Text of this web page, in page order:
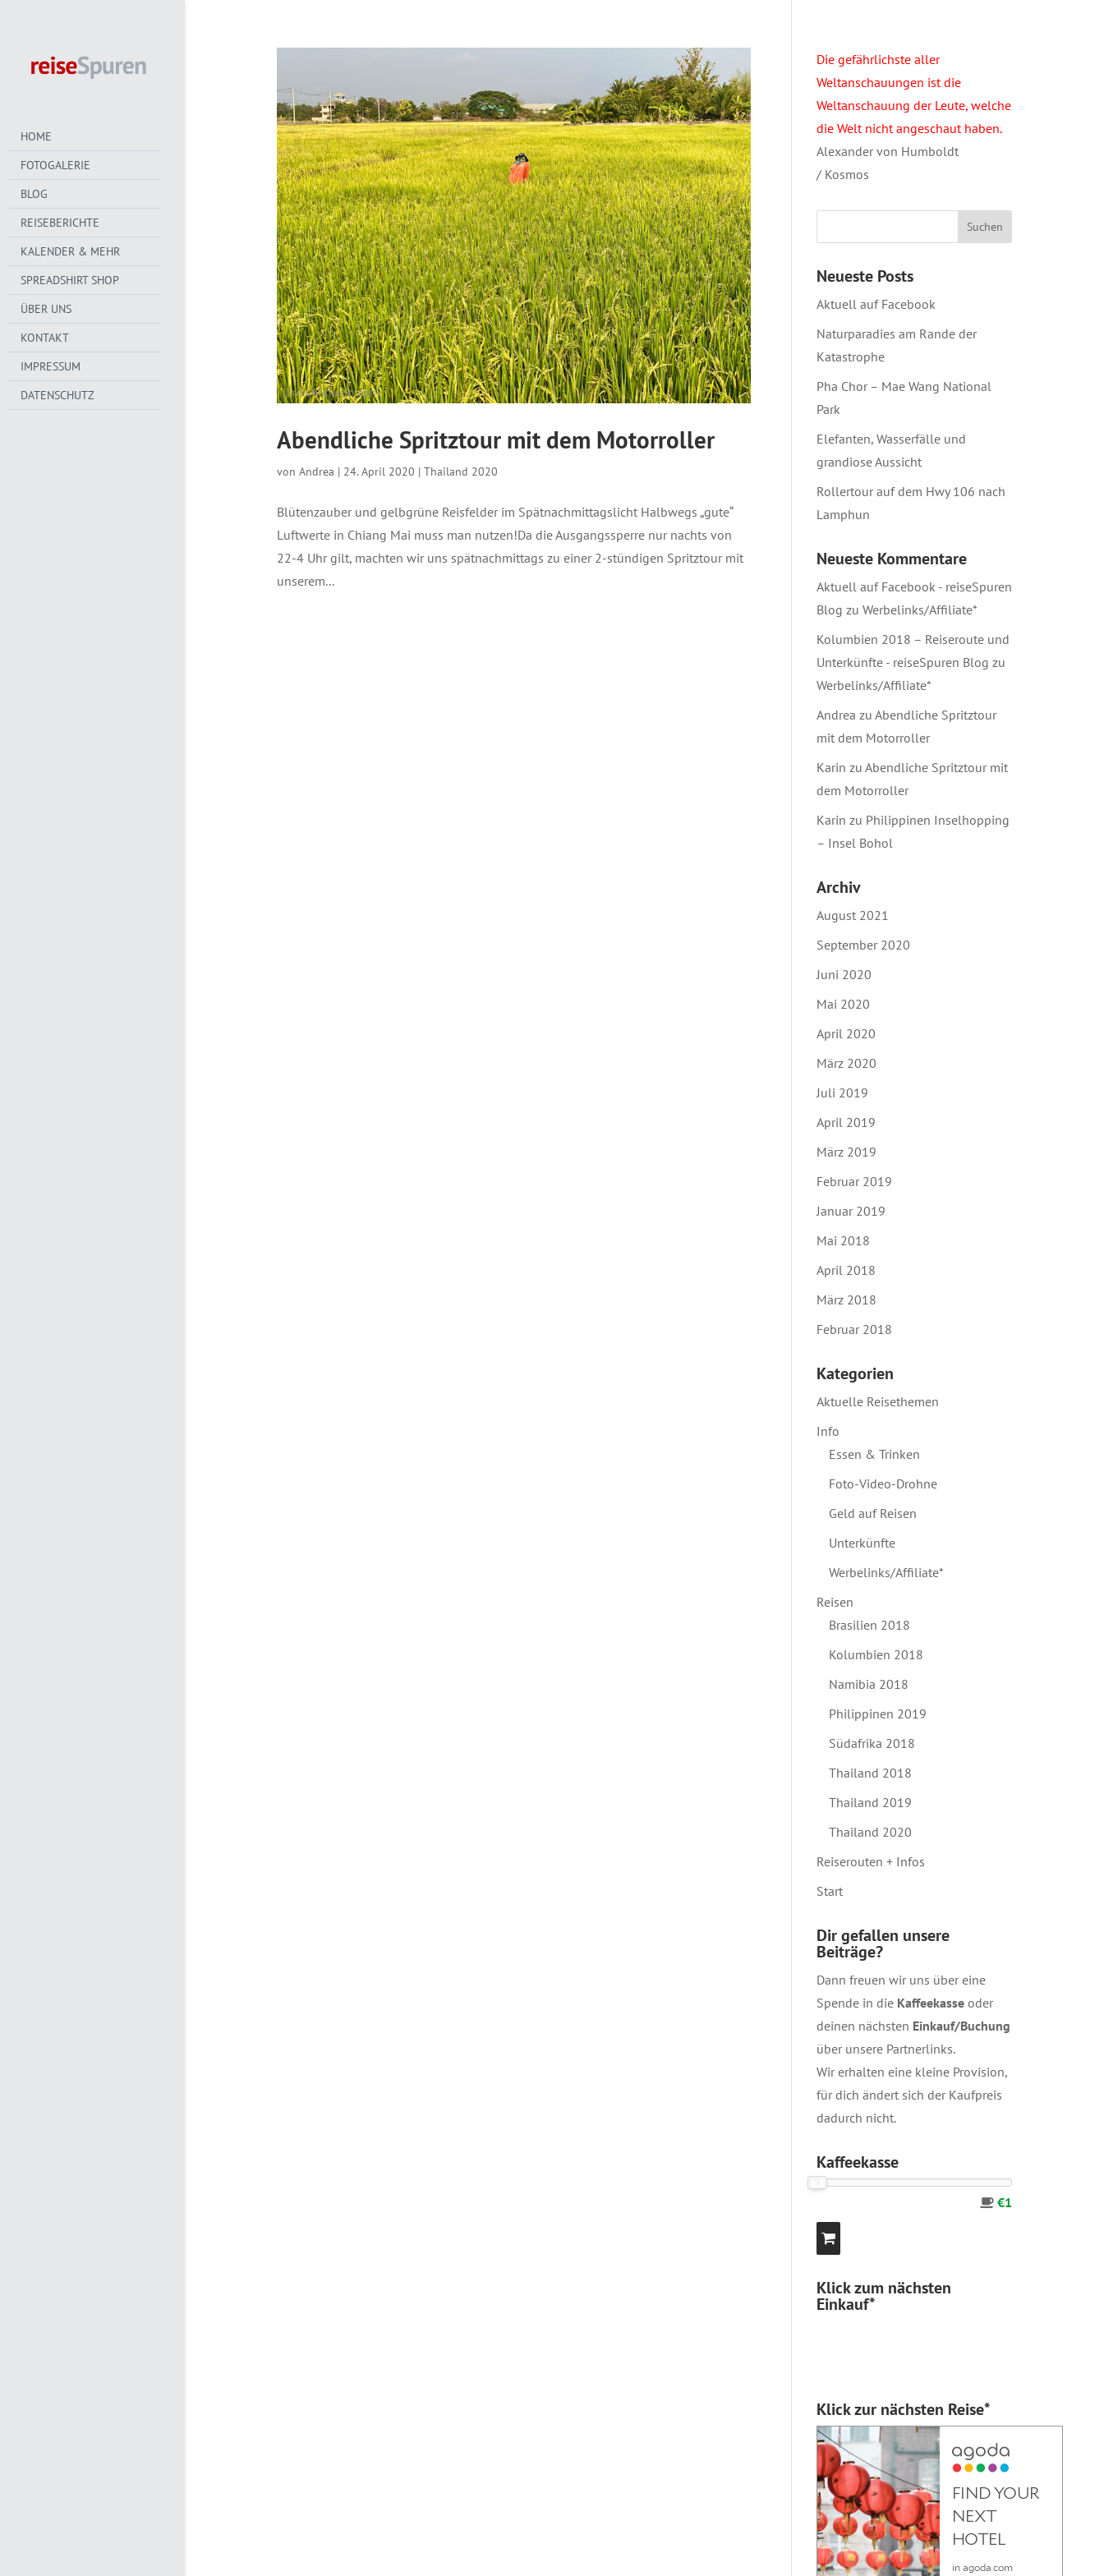
HOME
FOTOGALERIE
BLOG
REISEBERICHTE
KALENDER & MEHR
SPREADSHIRT SHOP
ÜBER UNS
KONTAKT
IMPRESSUM
DATENSCHUTZ
Abendliche Spritztour mit dem Motorroller
von Andrea | 24. April 2020 | Thailand 2020
Blütenzauber und gelbgrüne Reisfelder im Spätnachmittagslicht Halbwegs „gute“
Luftwerte in Chiang Mai muss man nutzen!Da die Ausgangssperre nur nachts von
22-4 Uhr gilt, machten wir uns spätnachmittags zu einer 2-stündigen Spritztour mit
unserem...
Die gefährlichste aller
Weltanschauungen ist die
Weltanschauung der Leute, welche
die Welt nicht angeschaut haben.
Alexander von Humboldt
/ Kosmos
Neueste Posts
Aktuell auf Facebook
Naturparadies am Rande der
Katastrophe
Pha Chor – Mae Wang National
Park
Elefanten, Wasserfälle und
grandiose Aussicht
Rollertour auf dem Hwy 106 nach
Lamphun
Neueste Kommentare
Aktuell auf Facebook - reiseSpuren
Blog zu Werbelinks/Affiliate*
Kolumbien 2018 – Reiseroute und
Unterkünfte - reiseSpuren Blog zu
Werbelinks/Affiliate*
Andrea zu Abendliche Spritztour
mit dem Motorroller
Karin zu Abendliche Spritztour mit
dem Motorroller
Karin zu Philippinen Inselhopping
– Insel Bohol
Archiv
August 2021
September 2020
Juni 2020
Mai 2020
April 2020
März 2020
Juli 2019
April 2019
März 2019
Februar 2019
Januar 2019
Mai 2018
April 2018
März 2018
Februar 2018
Kategorien
Aktuelle Reisethemen
Info
Essen & Trinken
Foto-Video-Drohne
Geld auf Reisen
Unterkünfte
Werbelinks/Affiliate*
Reisen
Brasilien 2018
Kolumbien 2018
Namibia 2018
Philippinen 2019
Südafrika 2018
Thailand 2018
Thailand 2019
Thailand 2020
Reiserouten + Infos
Start
Dir gefallen unsere
Beiträge?
Dann freuen wir uns über eine
Spende in die Kaffeekasseoder
deinen nächsten Einkauf/Buchung
über unsere Partnerlinks.
Wir erhalten eine kleine Provision,
für dich ändert sich der Kaufpreis
dadurch nicht.
Kaffeekasse
€1
Klick zum nächsten
Einkauf*
Klick zur nächsten Reise*